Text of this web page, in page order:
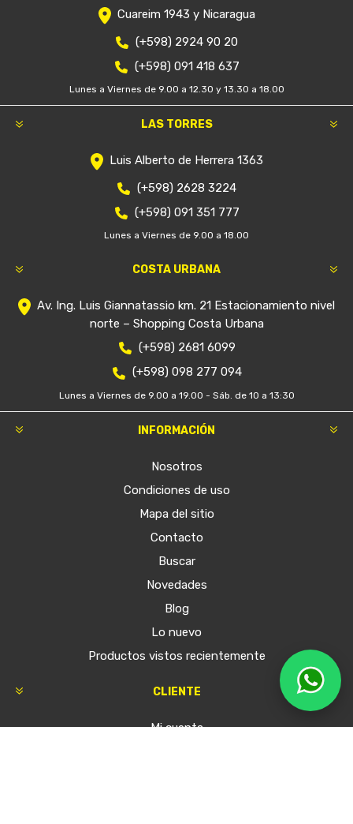
Cuareim 1943 y Nicaragua
(+598) 2924 90 20
(+598) 091 418 637
Lunes a Viernes de 9.00 a 12.30 y 13.30 a 18.00
LAS TORRES
Luis Alberto de Herrera 1363
(+598) 2628 3224
(+598) 091 351 777
Lunes a Viernes de 9.00 a 18.00
COSTA URBANA
Av. Ing. Luis Giannatassio km. 21 Estacionamiento nivel
norte – Shopping Costa Urbana
(+598) 2681 6099
(+598) 098 277 094
Lunes a Viernes de 9.00 a 19.00 - Sáb. de 10 a 13:30
INFORMACIÓN
Nosotros
Condiciones de uso
Mapa del sitio
Contacto
Buscar
Novedades
Blog
Lo nuevo
Productos vistos recientemente
CLIENTE
Mi cuenta